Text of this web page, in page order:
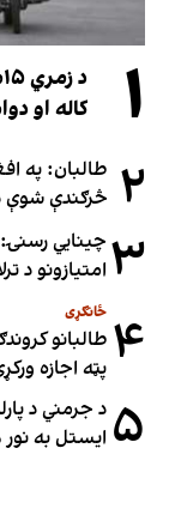
۱
کاله او
۲ طالبان: په
څرګندې شوې
۳ چینایي
امتیازونو د
۴ ځانګړی
طالبانو
پټه اجازه
۵ د جرمني د
ایستل به